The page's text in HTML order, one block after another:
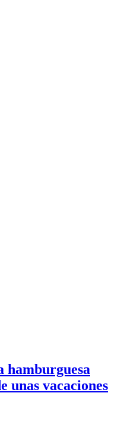
hamburguesa
unas vacaciones